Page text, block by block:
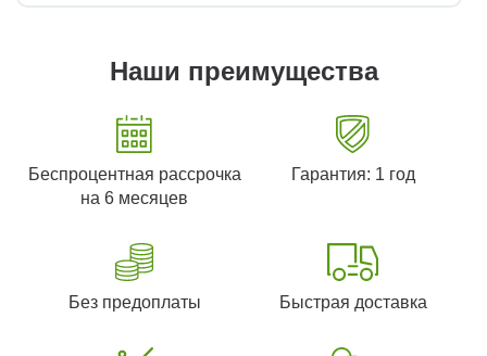
Наши преимущества
Беспроцентная рассрочка
на 6 месяцев
Гарантия: 1 год
Без предоплаты Быстрая доставка